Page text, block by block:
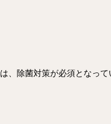
、除菌対策が必須となっ